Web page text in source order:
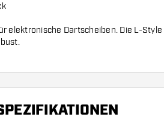
elektronische Dartscheiben. Die L-